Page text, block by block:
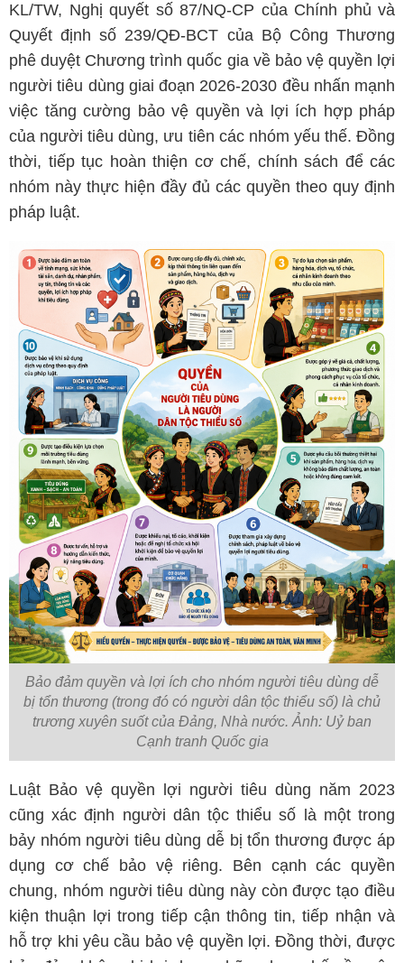
KL/TW, Nghị quyết số 87/NQ-CP của Chính phủ và
Quyết định số 239/QĐ-BCT của Bộ Công Thương
phê duyệt Chương trình quốc gia về bảo vệ quyền lợi
người tiêu dùng giai đoạn 2026-2030 đều nhấn mạnh
việc tăng cường bảo vệ quyền và lợi ích hợp pháp
của người tiêu dùng, ưu tiên các nhóm yếu thế. Đồng
thời, tiếp tục hoàn thiện cơ chế, chính sách để các
nhóm này thực hiện đầy đủ các quyền theo quy định
pháp luật.
Bảo đảm quyền và lợi ích cho nhóm người tiêu dùng dễ
bị tổn thương (trong đó có người dân tộc thiểu số) là chủ
trương xuyên suốt của Đảng, Nhà nước. Ảnh: Uỷ ban
Cạnh tranh Quốc gia
Luật Bảo vệ quyền lợi người tiêu dùng năm 2023
cũng xác định người dân tộc thiểu số là một trong
bảy nhóm người tiêu dùng dễ bị tổn thương được áp
dụng cơ chế bảo vệ riêng. Bên cạnh các quyền
chung, nhóm người tiêu dùng này còn được tạo điều
kiện thuận lợi trong tiếp cận thông tin, tiếp nhận và
hỗ trợ khi yêu cầu bảo vệ quyền lợi. Đồng thời, được